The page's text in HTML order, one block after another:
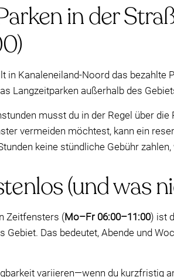
in der
in Kanaleneiland-Noord das bezahlte
Langzeitparken außerhalb des
musst du in der Regel über
vermeiden möchtest, kann ein
keine stündliche Gebühr
(und was
Zeitfensters (Mo–Fr 06:00–11:00) ist
Das bedeutet, Abende und
variieren—wenn du kurzfristig